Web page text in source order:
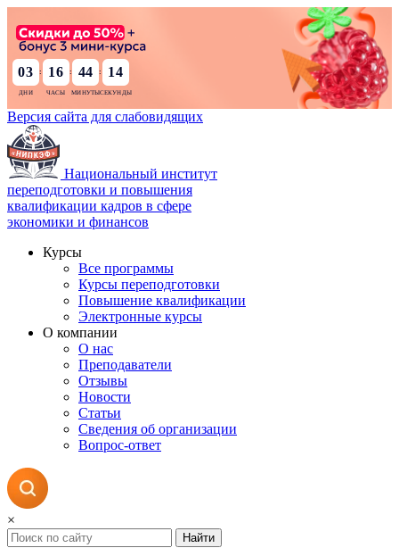
03 : 16 : 44 : 13
Версия сайта для слабовидящих
Национальный институт
переподготовки и повышения
квалификации кадров в сфере
экономики и финансов
Курсы
Все программы
Курсы переподготовки
Повышение квалификации
Электронные курсы
О компании
О нас
Преподаватели
Отзывы
Новости
Статьи
Сведения об организации
Вопрос-ответ
×
Найти